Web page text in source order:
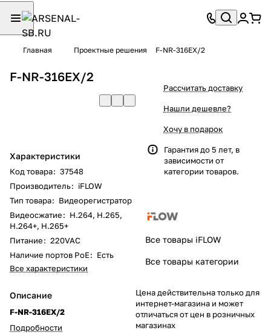
Главная Проектные решения F-NR-316EX/2
F-NR-316EX/2
Характеристики
Код товара: 37548
Производитель: iFLOW
Тип товара: Видеорегистратор
Видеосжатие: H.264, H.265,
H.264+, H.265+
Питание: 220VAC
Наличие портов PoE: Есть
Все характеристики
Описание
F-NR-316EX/2
Подробности
Рассчитать доставку
Нашли дешевле?
Хочу в подарок
Гарантия до 5 лет, в
зависимости от
категории товаров.
Все товары iFLOW
Все товары категории
Цена действительна только для
интернет-магазина и может
отличаться от цен в розничных
магазинах